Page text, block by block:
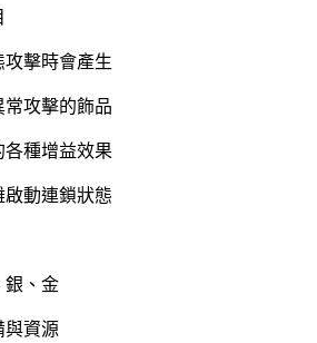
擊時會產生
攻擊的飾品
種增益效果
動連鎖狀態
銀、金
與資源